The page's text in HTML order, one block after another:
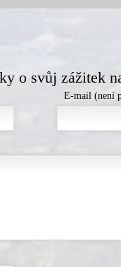
o svůj zážitek
E-mail (není